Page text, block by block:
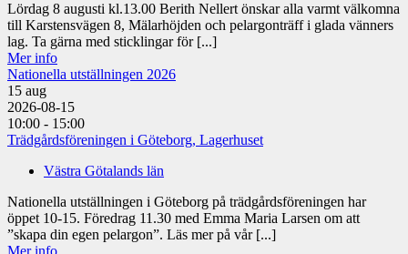
Lördag 8 augusti kl.13.00 Berith Nellert önskar alla varmt välkomna
till Karstensvägen 8, Mälarhöjden och pelargonträff i glada vänners
lag. Ta gärna med sticklingar för [...]
Mer info
Nationella utställningen 2026
15 aug
2026-08-15
10:00 - 15:00
Trädgårdsföreningen i Göteborg, Lagerhuset
Västra Götalands län
Nationella utställningen i Göteborg på trädgårdsföreningen har
öppet 10-15. Föredrag 11.30 med Emma Maria Larsen om att
”skapa din egen pelargon”. Läs mer på vår [...]